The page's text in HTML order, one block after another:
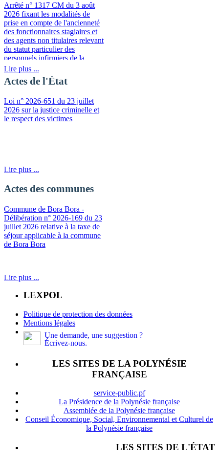
Arrêté n° 1317 CM du 3 août
2026 fixant les modalités de
prise en compte de l'ancienneté
des fonctionnaires stagiaires et
des agents non titulaires relevant
du statut particulier des
personnels infirmiers de la
fonction publique de la
Polynésie française
Lire plus ...
Actes de l'État
Loi n° 2026-651 du 23 juillet
2026 sur la justice criminelle et
le respect des victimes
Lire plus ...
Actes des communes
Commune de Bora Bora -
Délibération n° 2026-169 du 23
juillet 2026 relative à la taxe de
séjour applicable à la commune
de Bora Bora
Lire plus ...
LEXPOL
Politique de protection des données
Mentions légales
Une demande, une suggestion ?
Écrivez-nous.
LES SITES DE LA POLYNÉSIE
FRANÇAISE
service-public.pf
La Présidence de la Polynésie française
Assemblée de la Polynésie française
Conseil Économique, Social, Environnemental et Culturel de
la Polynésie française
LES SITES DE L'ÉTAT